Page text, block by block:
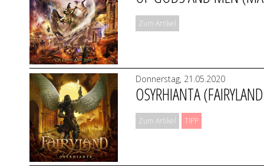
Zum Artikel
Donnerstag, 21.05.2020
OSYRHIANTA
Zum Artikel TIPP